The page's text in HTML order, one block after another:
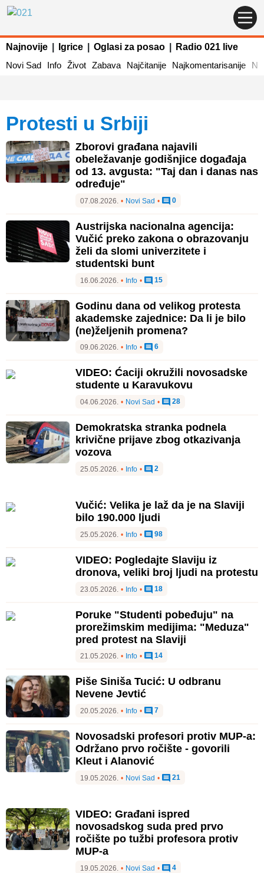
Najnovije Igrice Oglasi za posao
Radio 021 live
Novi Sad
Info Život Zabava Najčitanije Najkomentarisanije
Protesti u Srbiji
Zborovi građana najavili
obeležavanje godišnjice događaja
od 13. avgusta: "Taj dan i danas nas
određuje"
07.08.2026. • Novi Sad • 0
Austrijska nacionalna agencija:
Vučić preko zakona o obrazovanju
želi da slomi univerzitete i
studentski bunt
16.06.2026. • Info • 15
Godinu dana od velikog protesta
akademske zajednice: Da li je bilo
(ne)željenih promena?
09.06.2026. • Info • 6
VIDEO: Ćaciji okružili novosadske
studente u Karavukovu
04.06.2026. • Novi Sad • 28
Demokratska stranka podnela
krivične prijave zbog otkazivanja
vozova
25.05.2026. • Info • 2
Vučić: Velika je laž da je na Slaviji
bilo 190.000 ljudi
25.05.2026. • Info • 98
VIDEO: Pogledajte Slaviju iz
dronova, veliki broj ljudi na protestu
23.05.2026. • Info • 18
Poruke "Studenti pobeđuju" na
prorežimskim medijima: "Meduza"
pred protest na Slaviji
21.05.2026. • Info • 14
Piše Siniša Tucić: U odbranu
Nevene Jevtić
20.05.2026. • Info • 7
Novosadski profesori protiv MUP-a:
Održano prvo ročište - govorili
Kleut i Alanović
19.05.2026. • Novi Sad • 21
VIDEO: Građani ispred
novosadskog suda pred prvo
ročište po tužbi profesora protiv
MUP-a
19.05.2026. • Novi Sad • 4